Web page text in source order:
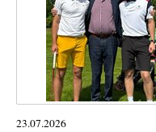
23.07.2026